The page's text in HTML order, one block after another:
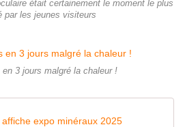
était certainement le moment le plus
par les jeunes visiteurs
en 3 jours malgré la chaleur !
affiche expo minéraux 2025